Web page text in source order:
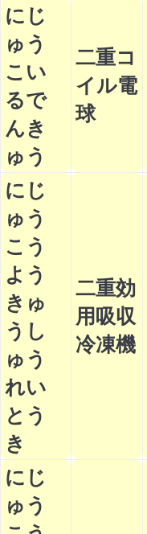
にじ
ゅう
こい
るで
んき
ゅう
二重コ
イル電
球
にじ
ゅう
こう
よう
きゅ
うし
ゅう
れい
とう
き
二重効
用吸収
冷凍機
にじ
ゅう